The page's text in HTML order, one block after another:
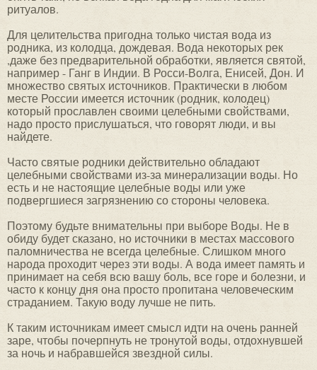
ритуалов.
Для целительства пригодна только чистая вода из
родника, из колодца, дождевая. Вода некоторых рек
,даже без предварительной обработки, является святой,
например - Ганг в Индии. В Росси-Волга, Енисей, Дон. И
множество святых источников. Практически в любом
месте России имеется источник (родник, колодец)
который прославлен своими целебными свойствами,
надо просто прислушаться, что говорят люди, и вы
найдете.
Часто святые родники действительно обладают
целебными свойствами из-за минерализации воды. Но
есть и не настоящие целебные воды или уже
подвергшиеся загрязнению со стороны человека.
Поэтому будьте внимательны при выборе Воды. Не в
обиду будет сказано, но источники в местах массового
паломничества не всегда целебные. Слишком много
народа проходит через эти воды. А вода имеет память и
принимает на себя всю вашу боль, все горе и болезни, и
часто к концу дня она просто пропитана человеческим
страданием. Такую воду лучше не пить.
К таким источникам имеет смысл идти на очень ранней
заре, чтобы почерпнуть не тронутой воды, отдохнувшей
за ночь и набравшейся звездной силы.